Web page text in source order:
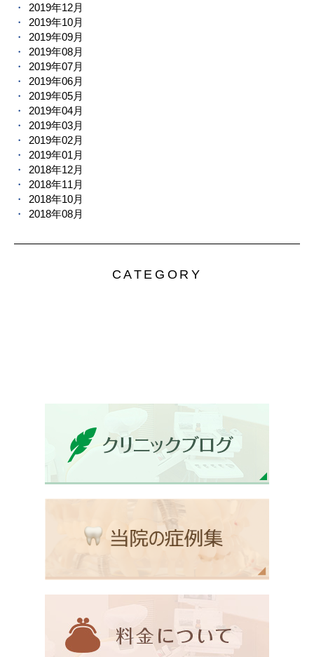
2019年12月
2019年10月
2019年09月
2019年08月
2019年07月
2019年06月
2019年05月
2019年04月
2019年03月
2019年02月
2019年01月
2018年12月
2018年11月
2018年10月
2018年08月
CATEGORY